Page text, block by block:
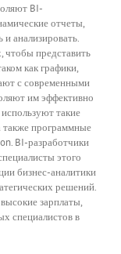
BI-
отчеты,
и анализировать.
чтобы представить
как графики,
с современными
им эффективно
такие
также программные
BI-разработчики
этого
бизнес-аналитики
решений.
зарплаты,
специалистов в